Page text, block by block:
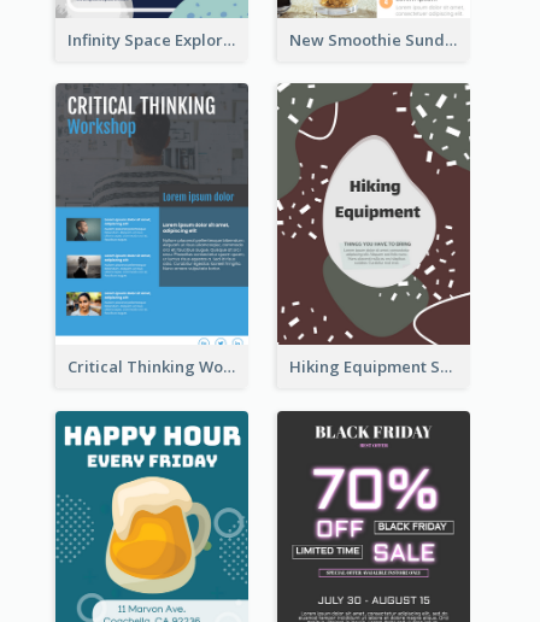
Infinity Space Exploration Flyer New Smoothie Sunday Flyer
Critical Thinking Workshop Flyer Hiking Equipment Selling Brown Blobs Flyer